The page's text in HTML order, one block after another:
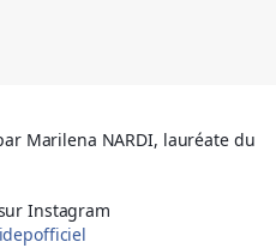
Marilena NARDI, lauréate du
Instagram